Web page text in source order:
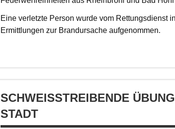
Eine verletzte Person wurde vom Rettungsdienst
Ermittlungen zur Brandursache aufgenommen.
SCHWEISSTREIBENDE
TADT